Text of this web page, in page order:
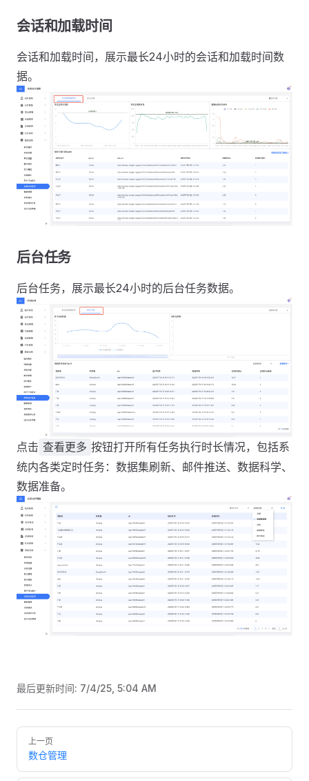
会话和加载时间
会话和加载时间，展示最长24小时的会话和加载时间数
据。
后台任务
后台任务，展示最长24小时的后台任务数据。
点击 查看更多 按钮打开所有任务执行时长情况，包括系
统内各类定时任务：数据集刷新、邮件推送、数据科学、
数据准备。
最后更新时间: 7/4/25, 5:04 AM
Pager
上一页
数仓管理